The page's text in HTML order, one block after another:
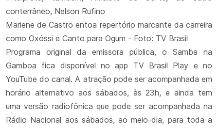
conterrâneo, Nelson Rufino
Mariene de Castro entoa repertório marcante da carreira
como Oxóssi e Canto para Ogum - Foto: TV Brasil
Programa original da emissora pública, o Samba na
Gamboa fica disponível no app TV Brasil Play e no
YouTube do canal. A atração pode ser acompanhada em
horário alternativo aos sábados, às 23h, e ainda tem
uma versão radiofônica que pode ser acompanhada na
Rádio Nacional aos sábados, ao meio-dia, para toda a